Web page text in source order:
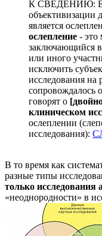
К СВЕДЕНИЮ:
объективизации
является
ослепление - это
заключающийся
или иного
исключить
исследования на
сопровождалось
говорят о
клиническом
ослеплении
исследования):
В то время как
разные типы
только исследования
«неоднородности» в